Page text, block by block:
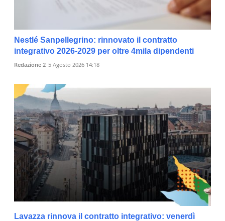
Nestlé Sanpellegrino: rinnovato il contratto
integrativo 2026-2029 per oltre 4mila dipendenti
Redazione 2 5 Agosto 2026 14:18
Lavazza rinnova il contratto integrativo: venerdì